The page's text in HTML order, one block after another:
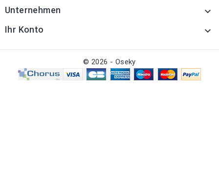
Unternehmen 
Ihr Konto 
© 2026 - Oseky